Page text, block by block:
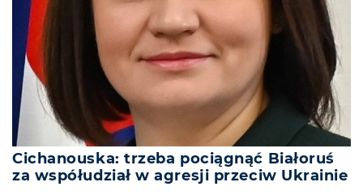
Cichanouska: trzeba pociągnąć Białoruś
za współudział w agresji przeciw Ukrainie